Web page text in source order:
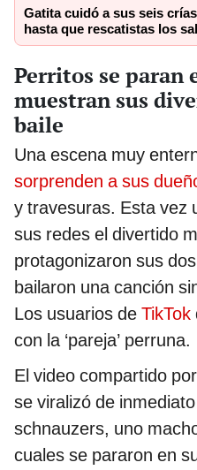
Gatita cuidó a sus seis
hasta que rescatistas los
Perritos se paran
muestran sus
baile
Una escena muy
sorprenden a sus
y travesuras. Esta vez
sus redes el divertido
protagonizaron sus
bailaron una canción
Los usuarios de TikTok
con la ‘pareja’ perruna.
El video compartido
se viralizó de
schnauzers, uno
cuales se pararon en